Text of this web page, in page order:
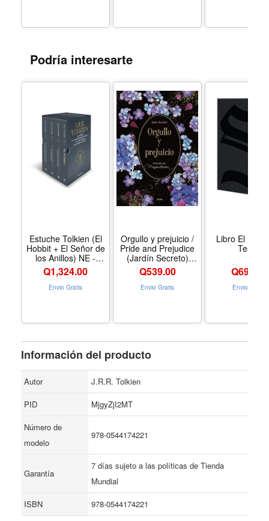
Podría interesarte
Estuche Tolkien (El
Hobbit + El Señor de
los Anillos) NE -
Formato Paperback
Q1,324.00
Envio Gratis
Orgullo y prejuicio /
Pride and Prejudice
(Jardín Secreto)
(Spanish Edition) -
Formato Hardcover
Q539.00
Envio Gratis
Libro El
Teseo
Q699.00
Envio Gratis
Información del producto
Autor
J.R.R. Tolkien
PID
MjgyZjI2MT
Número de
modelo
978-0544174221
Garantía
7 días sujeto a las políticas de Tienda
Mundial
ISBN
978-0544174221